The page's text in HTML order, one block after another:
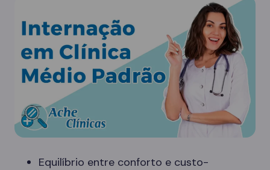
Equilíbrio entre conforto e custo-